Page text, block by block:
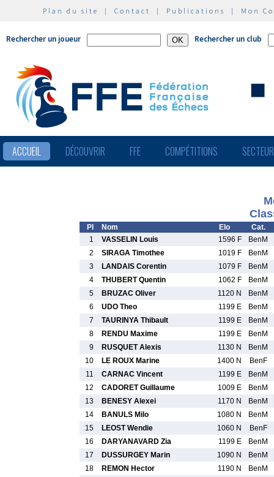
Plan du site | Contact | Publications | Mon
Rechercher un joueur Rechercher un club
ACCUEIL DÉCOUVRIR FFE COMPÉTITIONS
Pl Nom Elo
Cat.
1
VASSELIN Louis 1596 F
BenM
2
SIRAGA Timothee 1019 F
BenM
3
LANDAIS Corentin 1079 F
BenM
4
THUBERT Quentin 1062 F
BenM
5
BRUZAC Oliver 1120 N
BenM
6
UDO Theo 1199 E
BenM
7
TAURINYA Thibault 1199 E
BenM
8
RENDU Maxime 1199 E
BenM
9
RUSQUET Alexis 1130 N
BenM
10
LE ROUX Marine 1400 N
BenF
11
CARNAC Vincent 1199 E
BenM
12
CADORET Guillaume 1009 E
BenM
13
BENESY Alexei 1170 N
BenM
14
BANULS Milo 1080 N
BenM
15
LEOST Wendie 1060 N
BenF
16
DARYANAVARD Zia 1199 E
BenM
17
DUSSURGEY Marin 1090 N
BenM
18
REMON Hector 1190 N
BenM